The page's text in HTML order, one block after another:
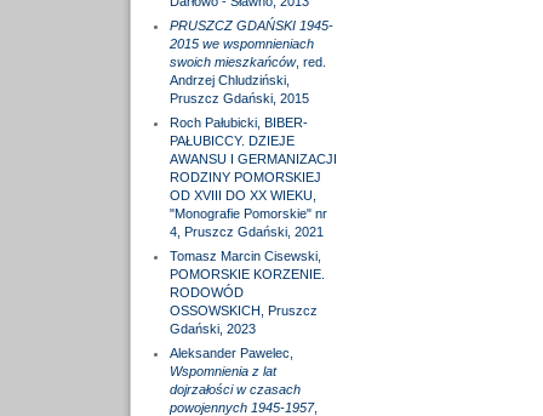
PRUSZCZ GDAŃSKI 1945-
2015 we wspomnieniach
swoich mieszkańców, red.
Andrzej Chludziński,
Pruszcz Gdański, 2015
Roch Pałubicki, BIBER-
PAŁUBICCY. DZIEJE
AWANSU I GERMANIZACJI
RODZINY POMORSKIEJ
OD XVIII DO XX WIEKU,
"Monografie Pomorskie" nr
4, Pruszcz Gdański, 2021
Tomasz Marcin Cisewski,
POMORSKIE KORZENIE.
RODOWÓD
OSSOWSKICH, Pruszcz
Gdański, 2023
Aleksander Pawelec,
Wspomnienia z lat
dojrzałości w czasach
powojennych 1945-1957,